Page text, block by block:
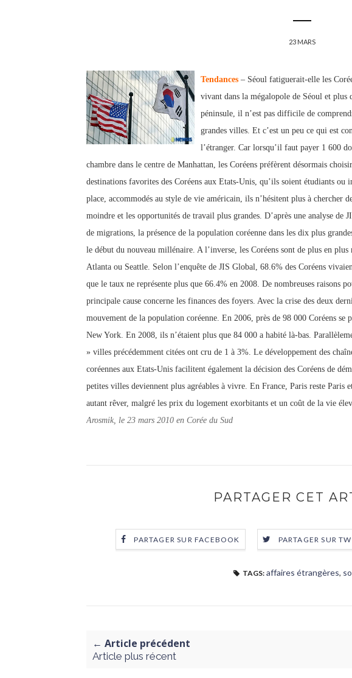
23 MARS
Tendances – Séoul fatiguerait-elle les
vivant dans la mégalopole de Séoul et plus
péninsule, il n’est pas difficile de
grandes villes. Et c’est un peu ce qui est
l’étranger. Car lorsqu’il faut payer 1 600
chambre dans le centre de Manhattan, les Coréens préfèrent désormais
destinations favorites des Coréens aux Etats-Unis, qu’ils soient étudiants
place, accommodés au style de vie américain, ils n’hésitent plus à chercher
moindre et les opportunités de travail plus grandes. D’après une analyse de
de migrations, la présence de la population coréenne dans les dix plus
le début du nouveau millénaire. A l’inverse, les Coréens sont de plus en plus
Atlanta ou Seattle. Selon l’enquête de JIS Global, 68.6% des Coréens
que le taux ne représente plus que 66.4% en 2008. De nombreuses raisons
principale cause concerne les finances des foyers. Avec la crise des deux
mouvement de la population coréenne. En 2006, près de 98 000 Coréens se
New York. En 2008, ils n’étaient plus que 84 000 a habité là-bas.
» villes précédemment citées ont cru de 1 à 3%. Le développement des
coréennes aux Etats-Unis facilitent également la décision des Coréens de
petites villes deviennent plus agréables à vivre. En France, Paris reste Paris
autant rêver, malgré les prix du logement exorbitants et un coût de la vie
Arosmik, le 23 mars 2010 en Corée du Sud
PARTAGER CET
PARTAGER SUR FACEBOOK PARTAGER SUR
TAGS: affaires étrangères,
← Article précédent
Article plus récent